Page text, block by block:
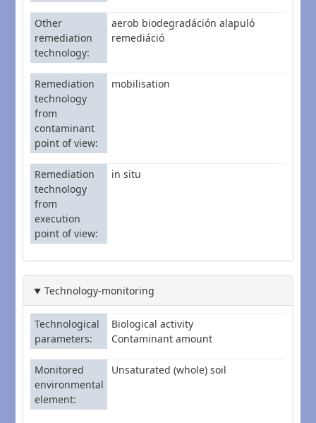
Other
remediation
technology
aerob biodegradáción alapuló
remediáció
Remediation
technology
from
contaminant
point of view
mobilisation
Remediation
technology
from
execution
point of view
in situ
Technology-monitoring
Technological
parameters
Biological activity
Contaminant amount
Monitored
environmental
element
Unsaturated (whole) soil